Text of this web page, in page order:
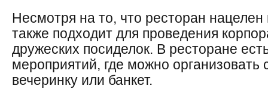
Несмотря на то, что ресторан
также подходит для проведения
дружеских посиделок. В ресторане
мероприятий, где можно организовать
вечеринку или банкет.